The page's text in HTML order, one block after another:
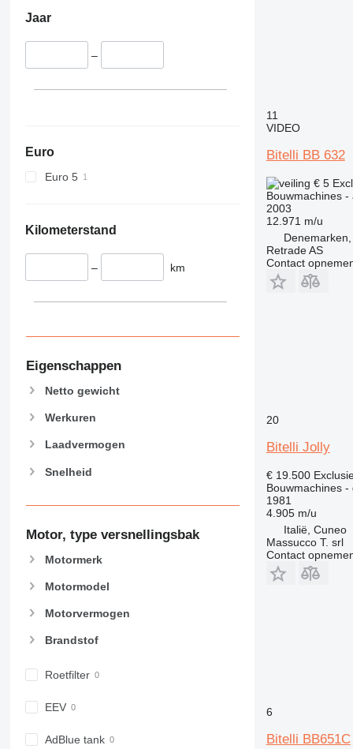
340
395
424
430
432
589
906
907
914
926
938
955
963
966
973
VMT
Vibromax
Jaar
–
Euro
Euro 5
Kilometerstand
– km
Eigenschappen
Netto gewicht
Werkuren
Laadvermogen
Snelheid
Motor, type versnellingsbak
Motormerk
Motormodel
Motorvermogen
Brandstof
Roetfilter
EEV
AdBlue tank
11
VIDEO
Bitelli BB 632
€ 5
Bouwmachines
2003
12.971 m/u
Retrade AS
Contact
20
Bitelli Jolly
€ 19.500
Bouwmachines -
1981
4.905 m/u
Italië, Cuneo
Massucco T. srl
Contact
6
Bitelli BB651C